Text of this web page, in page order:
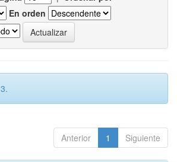
En orden
Anterior 1 Siguiente